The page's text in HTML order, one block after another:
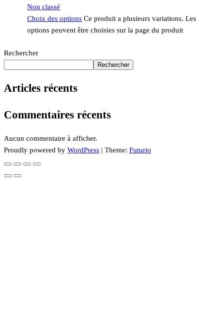
Non classé
Choix des options Ce produit a plusieurs variations. Les
options peuvent être choisies sur la page du produit
Rechercher
Rechercher
Articles récents
Commentaires récents
Aucun commentaire à afficher.
Proudly powered by WordPress | Theme: Futurio